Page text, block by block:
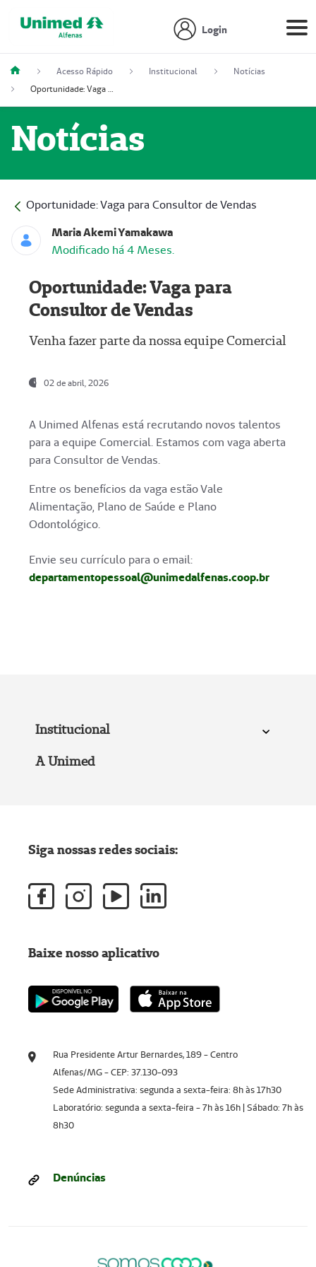
Login
Acesso Rápido Institucional
Notícias
Oportunidade: Vaga para Consultor de Vendas
Notícias
Oportunidade: Vaga para Consultor de Vendas
Maria Akemi Yamakawa
Modificado há 4 Meses.
Oportunidade: Vaga para
Consultor de Vendas
Venha fazer parte da nossa equipe Comercial
02 de abril, 2026
A Unimed Alfenas está recrutando novos talentos
para a equipe Comercial. Estamos com vaga aberta
para Consultor de Vendas.
Entre os benefícios da vaga estão Vale
Alimentação, Plano de Saúde e Plano
Odontológico.
Envie seu currículo para o email:
departamentopessoal@unimedalfenas.coop.br
Institucional
A Unimed
Rua Presidente Artur Bernardes, 189 - Centro
Alfenas/MG - CEP: 37.130-093
Sede Administrativa: segunda a sexta-feira: 8h às 17h30
Laboratório: segunda a sexta-feira - 7h às 16h | Sábado: 7h às
8h30
Denúncias
Siga nossas redes sociais:
Baixe nosso aplicativo